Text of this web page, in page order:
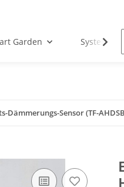
Garden System
Dämmerungs-Sensor (TF-